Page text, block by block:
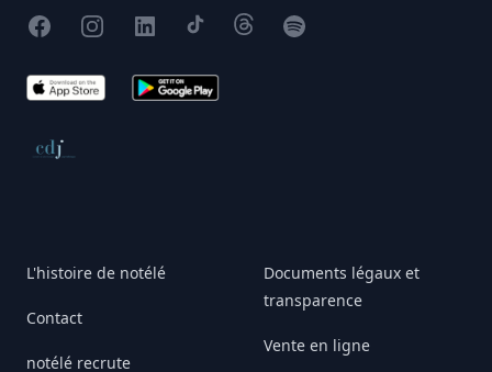
FacebookInstagram
X TikTokThreadsSpotify
App Store Google Play
Conseil de déontologie journalistique
L'histoire de notélé
Contact
notélé recrute
Documents légaux et
transparence
Vente en ligne